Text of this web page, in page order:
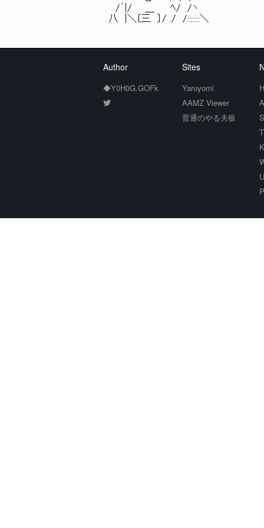
/´|/ ＿ ﾍ/ /ヽ
八 |＼〔三 〕/ ./ /:::::::＼
Author
◆Y0H0G.GOFk
Sites
Yaruyomi
AAMZ Viewer
普通のやる夫板